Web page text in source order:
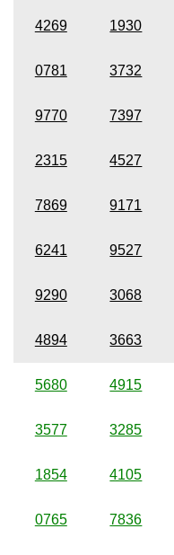
4269 1930
0781 3732
9770 7397
2315 4527
7869 9171
6241 9527
9290 3068
4894 3663
5680 4915
3577 3285
1854 4105
0765 7836